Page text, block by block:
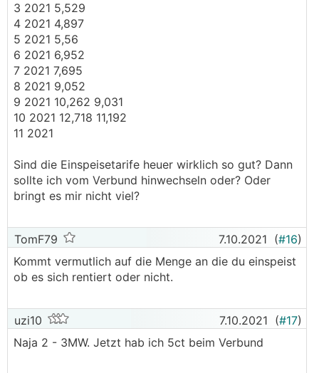
3 2021 5,529
4 2021 4,897
5 2021 5,56
6 2021 6,952
7 2021 7,695
8 2021 9,052
9 2021 10,262 9,031
10 2021 12,718 11,192
11 2021
Sind die Einspeisetarife heuer wirklich so gut? Dann
sollte ich vom Verbund hinwechseln oder? Oder
bringt es mir nicht viel?
TomF79 7.10.2021 (#16)
Kommt vermutlich auf die Menge an die du einspeist
ob es sich rentiert oder nicht.
uzi10 7.10.2021 (#17)
Naja 2 - 3MW. Jetzt hab ich 5ct beim Verbund